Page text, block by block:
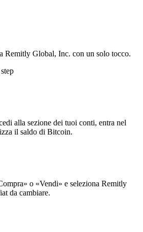
Remitly Global, Inc. con un solo tocco.
alla sezione dei tuoi conti, entra nel
il saldo di Bitcoin.
o «Vendi» e seleziona Remitly
da cambiare.